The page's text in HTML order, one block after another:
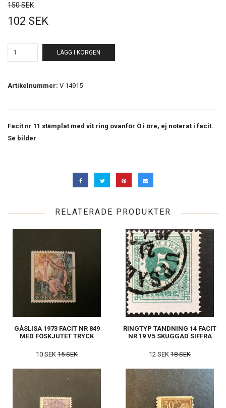
150 SEK
102 SEK
LÄGG I KORGEN
Artikelnummer: V 14915
Facit nr 11 stämplat med vit ring ovanför Ö i öre, ej noterat i facit.
Se bilder
RELATERADE PRODUKTER
GÅSLISA 1973 FACIT NR 849
MED FÖSKJUTET TRYCK
10 SEK 15 SEK
RINGTYP TANDNING 14 FACIT
NR 19 V5 SKUGGAD SIFFRA
12 SEK 18 SEK